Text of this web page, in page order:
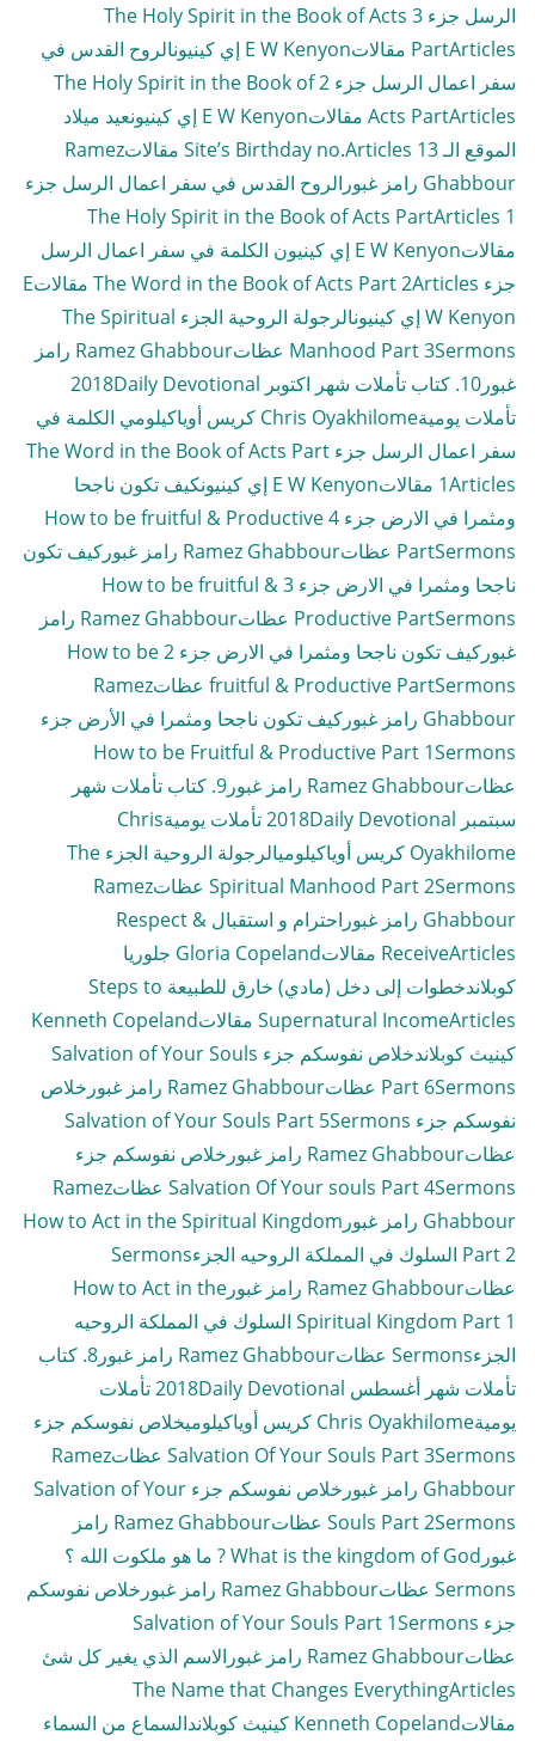
الرسل جزء 3 The Holy Spirit in the Book of Acts
PartArticles مقالات E W Kenyon إي كينيون
الروح القدس في
سفر اعمال الرسل جزء 2 The Holy Spirit in the Book of
Acts PartArticles مقالات E W Kenyon إي كينيون
عيد ميلاد
الموقع الـ 13 Site’s Birthday no.
Articles مقالات
Ramez
Ghabbour رامز غبور
الروح القدس في سفر اعمال الرسل جزء
1 The Holy Spirit in the Book of Acts Part
Articles
مقالاتE W Kenyon إي كينيون
الكلمة في سفر اعمال الرسل
جزء The Word in the Book of Acts Part 2 Articles مقالات
E
W Kenyon إي كينيون
الرجولة الروحية الجزء The Spiritual
Manhood Part 3Sermons عظات
Ramez Ghabbour رامز
غبور 10. كتاب تأملات شهر اكتوبر 2018
Daily Devotional
تأملات يوميةChris Oyakhilome كريس أوياكيلومي
الكلمة في
سفر اعمال الرسل جزء The Word in the Book of Acts Part
1Articles مقالات E W Kenyon إي كينيون
كيف تكون ناجحا
ومثمرا في الارض جزء 4 How to be fruitful & Productive
PartSermons عظات Ramez Ghabbour رامز غبور
كيف تكون
ناجحا ومثمرا في الارض جزء 3 How to be fruitful &
Productive PartSermons عظات
Ramez Ghabbour رامز
غبور
كيف تكون ناجحا ومثمرا في الارض جزء 2 How to be
fruitful & Productive PartSermons عظات
Ramez
Ghabbour رامز غبور
كيف تكون ناجحا ومثمرا في الأرض جزء
How to be Fruitful & Productive Part 1Sermons
عظاتRamez Ghabbour رامز غبور
9. كتاب تأملات شهر
سبتمبر 2018 Daily Devotional تأملات يومية
Chris
Oyakhilome كريس أوياكيلومي
الرجولة الروحية الجزء The
Spiritual Manhood Part 2Sermons عظات
Ramez
Ghabbour رامز غبور
احترام و استقبال Respect &
ReceiveArticles مقالات
Gloria Copeland جلوريا
كوبلاند
خطوات إلى دخل (مادي) خارق للطبيعة Steps to
Supernatural IncomeArticles مقالات
Kenneth Copeland
كينيث كوبلاند
خلاص نفوسكم جزء Salvation of Your Souls
Part 6Sermons عظات Ramez Ghabbour رامز غبور
خلاص
نفوسكم جزء Salvation of Your Souls Part 5 Sermons
عظاتRamez Ghabbour رامز غبور
خلاص نفوسكم جزء
Salvation Of Your souls Part 4Sermons عظات
Ramez
Ghabbour رامز غبور
How to Act in the Spiritual Kingdom
Part 2 السلوك في المملكة الروحيه الجزء
Sermons
عظاتRamez Ghabbour رامز غبور
How to Act in the
Spiritual Kingdom Part 1 السلوك في المملكة الروحيه
الجزءSermons عظات Ramez Ghabbour رامز غبور
8. كتاب
تأملات شهر أغسطس 2018
Daily Devotional تأملات
يوميةChris Oyakhilome كريس أوياكيلومي
خلاص نفوسكم جزء
Salvation Of Your Souls Part 3Sermons عظات
Ramez
Ghabbour رامز غبور
خلاص نفوسكم جزء Salvation of Your
Souls Part 2Sermons عظات
Ramez Ghabbour رامز
غبور What is the kingdom of God ? ما هو ملكوت الله ؟
Sermons عظات
Ramez Ghabbour رامز غبور
خلاص نفوسكم
جزء Salvation of Your Souls Part 1 Sermons
عظاتRamez Ghabbour رامز غبور
الاسم الذي يغير كل شئ
The Name that Changes EverythingArticles
مقالاتKenneth Copeland كينيث كوبلاند السماع من السماء